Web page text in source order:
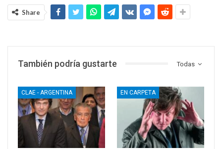
Share
Todas
También podría gustarte
CLAE - ARGENTINA EN CARPETA